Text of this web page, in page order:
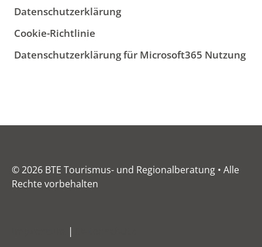
Datenschutzerklärung
Cookie-Richtlinie
Datenschutzerklärung für Microsoft365 Nutzung
© 2026 BTE Tourismus- und Regionalberatung • Alle
Rechte vorbehalten
|